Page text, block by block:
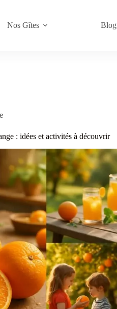
Nos Gîtes Blog
: idées et activités à découvrir